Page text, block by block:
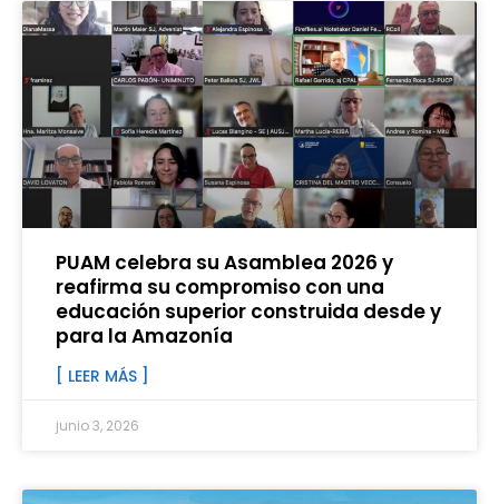
PUAM celebra su Asamblea 2026 y
reafirma su compromiso con una
educación superior construida desde y
para la Amazonía
[ LEER MÁS ]
junio 3, 2026